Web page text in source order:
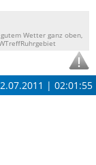
Wetter ganz oben,
| 02:01:55